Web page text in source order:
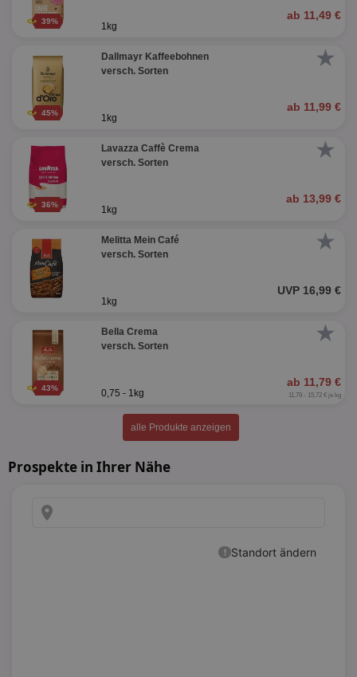
39% ab 11,49 €
1kg
★
45%
Dallmayr Kaffeebohnen
versch. Sorten
ab 11,99 €
1kg
★
36%
Lavazza Caffè Crema
versch. Sorten
ab 13,99 €
1kg
★
Melitta Mein Café
versch. Sorten
UVP 16,99 €
1kg
★
43%
Bella Crema
versch. Sorten
ab 11,79 €
0,75 - 1kg 11,79 - 15,72 € je kg
alle Produkte anzeigen
Prospekte in Ihrer Nähe